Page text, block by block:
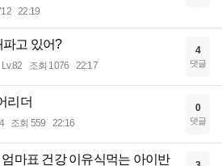
22:19
파고 있어?
Lv.82 조회 1076 22:17
4
댓글
리더
조회 559 22:16
0
댓글
마표 건강 이유식먹는 아이반